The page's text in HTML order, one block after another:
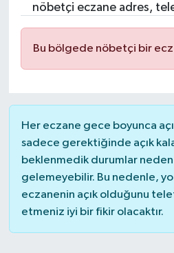
nöbetçi eczane adres,
Bu bölgede nöbetçi bir
Her eczane gece boyunca
sadece gerektiğinde açık
beklenmedik durumlar
gelemeyebilir. Bu nedenle,
eczanenin açık olduğunu
etmeniz iyi bir fikir olacaktır.